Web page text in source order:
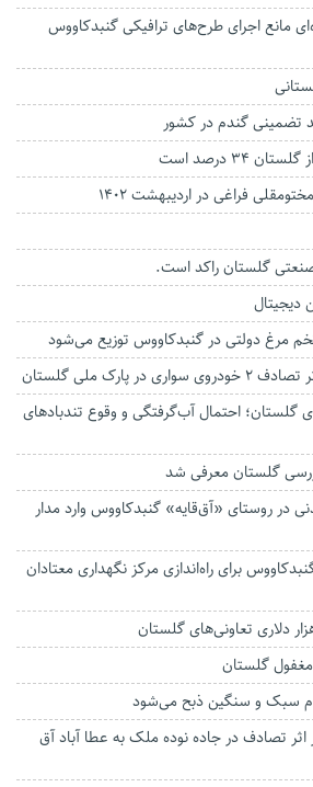
مانع اجرای طرح‌های ترافیکی گنبدکاووس
تضمینی گندم در کشور
درصد است
فراغی در اردیبهشت 1402
دیجیتال
گلستان؛ احتمال آب‌گرفتگی و وقوع تندباد‌های
گلستان معرفی شد
در روستای «آق‌قایه» گنبدکاووس وارد مدار
گنبدکاووس برای راه‌اندازی مرکز نگهداری معتادان
گلستان
تصادف در جاده نوده ملک به عطا آباد آق